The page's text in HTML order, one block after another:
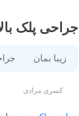
جراحی پلک
زیبا بمان
کسری مرادی